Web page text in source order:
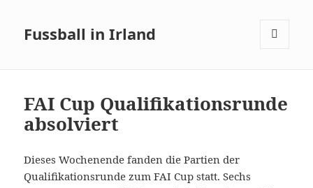
Fussball in Irland
FAI Cup Qualifikationsrunde
absolviert
Dieses Wochenende fanden die Partien der
Qualifikationsrunde zum FAI Cup statt. Sechs